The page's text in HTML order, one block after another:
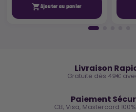
Ajouter au panier
Livraison
Gratuite dès 49€
Paiement
CB, Visa, Mastercard